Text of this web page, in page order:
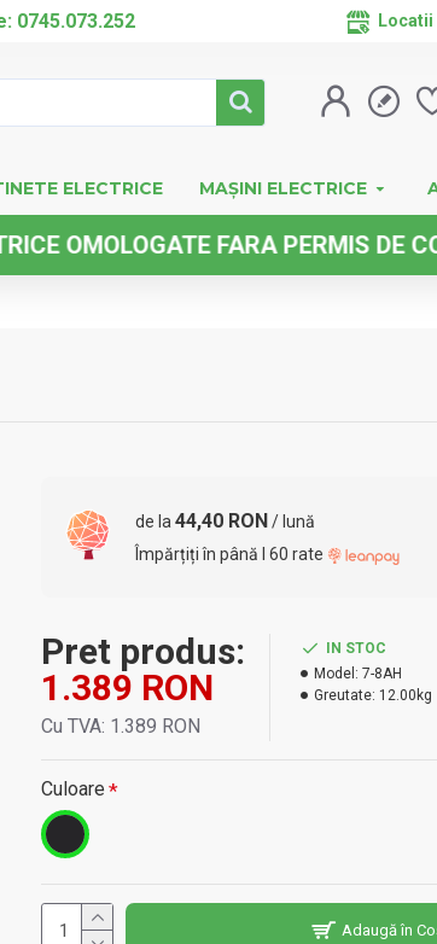
0745.073.252
ELECTRICE MAȘINI ELECTRICE
FARA PERMIS DE
de la 44,40 RON/ lună
Împărțiți în până l 60 rate
Pret produs:
1.389 RON
Cu TVA: 1.389 RON
IN STOC
Model: 7-8AH
Greutate: 12.00kg
Culoare
Adaugă în